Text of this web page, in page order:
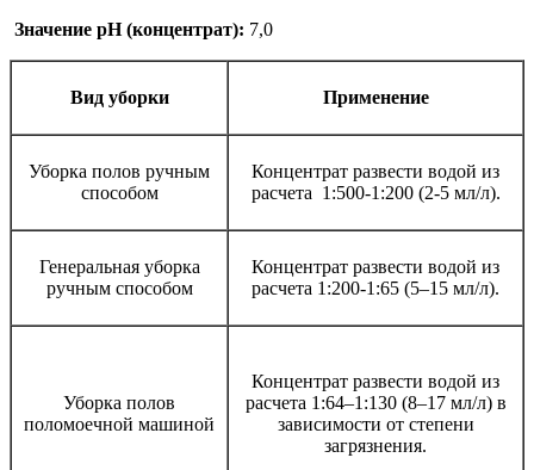
Значение pH (концентрат): 7,0
Вид уборки Применение
Уборка полов ручным
способом
Концентрат развести водой из
расчета 1:500-1:200 (2-5 мл/л).
Генеральная уборка
ручным способом
Концентрат развести водой из
расчета 1:200-1:65 (5–15 мл/л).
Уборка полов
поломоечной машиной
Концентрат развести водой из
расчета 1:64–1:130 (8–17 мл/л) в
зависимости от степени
загрязнения.